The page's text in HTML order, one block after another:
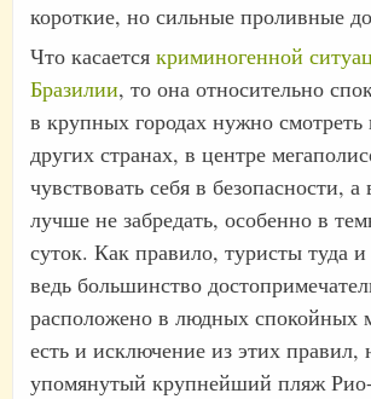
короткие, но сильные проливные
Что касается криминогенной
Бразилии, то она относительно
в крупных городах нужно
других странах, в центре
чувствовать себя в безопасности,
лучше не забредать, особенно в
суток. Как правило, туристы туда и
ведь большинство
расположено в людных спокойных
есть и исключение из этих
упомянутый крупнейший пляж